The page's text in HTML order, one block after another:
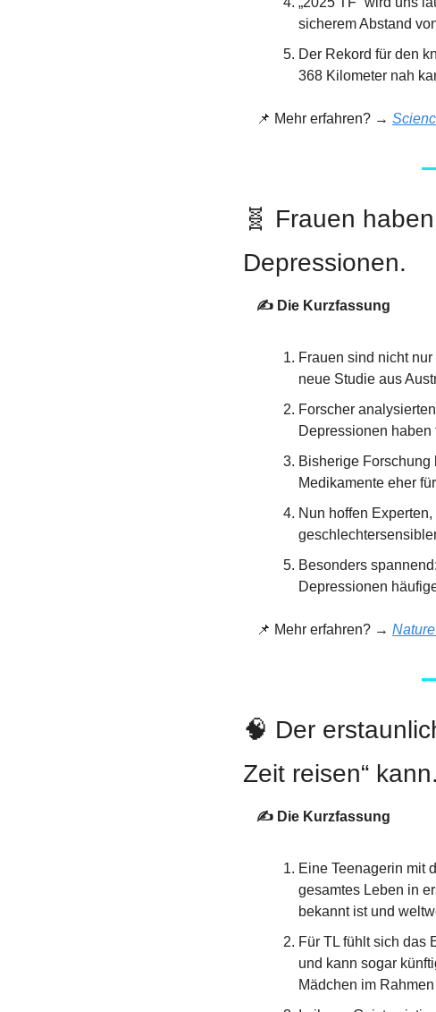
sicherem Abstand
Der Rekord für den
368 Kilometer nah
📌 Mehr erfahren? →
🧬 Frauen
Depressionen.
✍️ Die Kurzfassung
Frauen sind nicht
neue Studie aus
Forscher
Depressionen
Bisherige Forschung
Medikamente eher
Nun hoffen
Besonders
Depressionen
📌 Mehr erfahren? →
🧠 Der
Zeit reisen“ kann.
✍️ Die Kurzfassung
Eine Teenagerin mit
gesamtes Leben in
bekannt ist und
Für TL fühlt sich das
und kann sogar
Mädchen im